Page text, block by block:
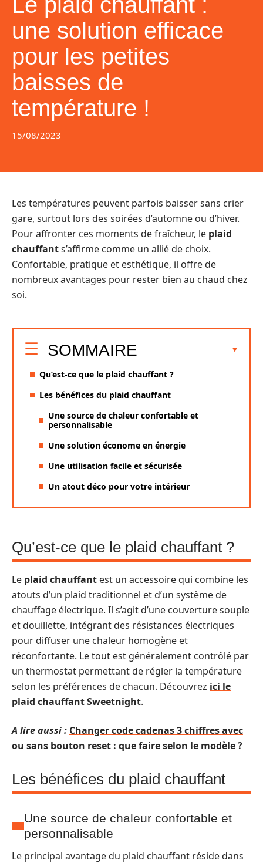
une solution efficace
pour les petites
baisses de
température !
15/08/2023
Les températures peuvent parfois baisser sans crier
gare, surtout lors des soirées d’automne ou d’hiver.
Pour affronter ces moments de fraîcheur, le plaid
chauffants’affirme comme un allié de choix.
Confortable, pratique et esthétique, il offre de
nombreux avantages pour rester bien au chaud chez
soi.
SOMMAIRE
Qu’est-ce que le plaid chauffant ?
Les bénéfices du plaid chauffant
Une source de chaleur confortable et
personnalisable
Une solution économe en énergie
Une utilisation facile et sécurisée
Un atout déco pour votre intérieur
Qu’est-ce que le plaid chauffant ?
Le plaid chauffant est un accessoire qui combine les
atouts d’un plaid traditionnel et d’un système de
chauffage électrique. Il s’agit d’une couverture souple
et douillette, intégrant des résistances électriques
pour diffuser une chaleur homogène et
réconfortante. Le tout est généralement contrôlé par
un thermostat permettant de régler la température
selon les préférences de chacun. Découvrez ici le
plaid chauffant Sweetnight.
A lire aussi : Changer code cadenas 3 chiffres avec
ou sans bouton reset : que faire selon le modèle ?
Les bénéfices du plaid chauffant
Une source de chaleur confortable et
personnalisable
Le principal avantage du plaid chauffant réside dans